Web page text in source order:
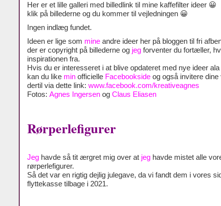
Her er et lille galleri med billedlink til mine kaffefilter ideer 😀
klik på billederne og du kommer til vejledningen 😀
Ingen indlæg fundet.
Ideen er lige som mine andre ideer her på bloggen til fri
der er copyright på billederne og jeg forventer du fortæller,
inspirationen fra.
Hvis du er interesseret i at blive opdateret med nye ideer
kan du like min officielle Facebookside og også invitere dine
dertil via dette link: www.facebook.com/kreativeagnes
Fotos: Agnes Ingersen og Claus Eliasen
Rørperlefigurer
Jeg havde så tit ærgret mig over at jeg havde mistet alle
rørperlefigurer.
Så det var en rigtig dejlig julegave, da vi fandt dem i vores
flyttekasse tilbage i 2021.